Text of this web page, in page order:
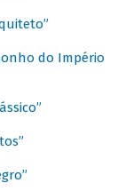
do Império